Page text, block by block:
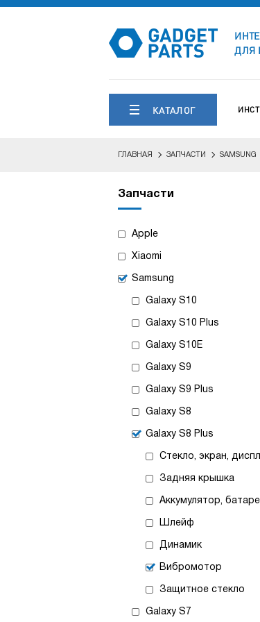
ДЛЯ
КАТАЛОГ
ГЛАВНАЯ ЗАПЧАСТИ SAMSUNG
Запчасти
Apple
Xiaomi
Samsung
Galaxy S10
Galaxy S10 Plus
Galaxy S10E
Galaxy S9
Galaxy S9 Plus
Galaxy S8
Galaxy S8 Plus
Стекло, экран,
Задняя крышка
Аккумулятор,
Шлейф
Динамик
Вибромотор
Защитное стекло
Galaxy S7